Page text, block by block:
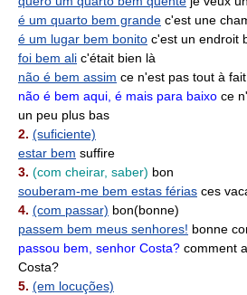
é um quarto bem grande c'est une
é um lugar bem bonito c'est un endroit
foi bem ali c'était bien là
não é bem assim ce n'est pas tout à
não é bem aqui, é mais para baixo ce
un peu plus bas
2. (suficiente)
estar bem suffire
3. (com cheirar, saber) bon
souberam-me bem estas férias ces
4. (com passar) bon(bonne)
passem bem meus senhores! bonne
passou bem, senhor Costa? comment
Costa?
5. (em locuções)